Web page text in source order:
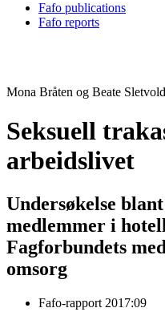
Fafo publications
Fafo reports
Mona Bråten og Beate
Seksuell
arbeidslivet
Undersøkelse
medlemmer i
Fagforbundets
omsorg
Fafo-rapport 2017:09